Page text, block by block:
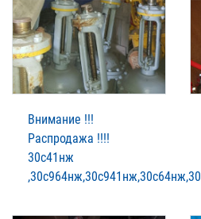
Внимание !!!
Распродажа !!!!
30с41нж